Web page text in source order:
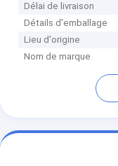
Délai de livraison
Détails d'emballage
Lieu d'origine
Nom de marque